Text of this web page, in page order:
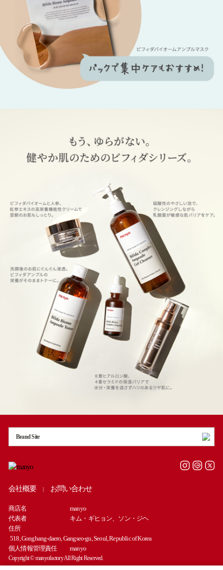
Brand Site
会社概要 | お問い合わせ
商店名
manyo
代表者
キム・ギヒョン、ソン・ジヘ
住所
518, Gonghang-daero, Gangseo-gu, Seoul, Republic of Korea
個人情報管理責任
manyo
Copyright © manyofactory All Right Reserved.